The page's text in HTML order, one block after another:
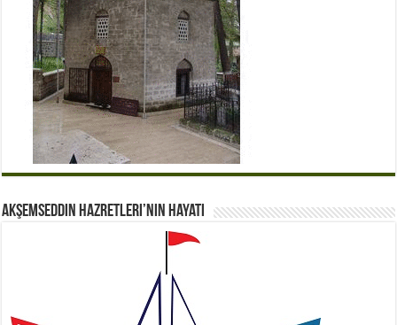
Akşemseddin Hazretleri’nin Hayatı